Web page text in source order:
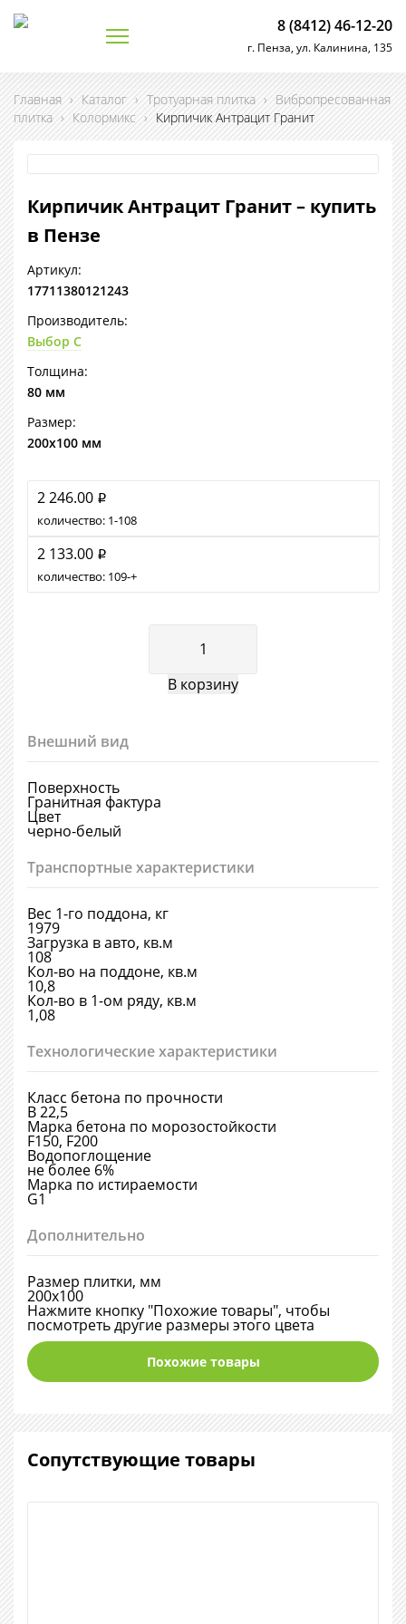
8 (8412) 46-12-20
г. Пенза, ул. Калинина, 135
Главная › Каталог › Тротуарная плитка › Вибропресованная
плитка › Колормикс › Кирпичик Антрацит Гранит
Кирпичик Антрацит Гранит – купить
в Пензе
Артикул:
17711380121243
Производитель:
Выбор С
Толщина:
80 мм
Размер:
200х100 мм
2 246.00 i
количество: 1 108
2 133.00 i
количество: 109 +
Внешний вид
Поверхность
Гранитная фактура
Цвет
черно-белый
Транспортные характеристики
Вес 1-го поддона, кг
1979
Загрузка в авто, кв.м
108
Кол-во на поддоне, кв.м
10,8
Кол-во в 1-ом ряду, кв.м
1,08
Технологические характеристики
Класс бетона по прочности
В 22,5
Марка бетона по морозостойкости
F150, F200
Водопоглощение
не более 6%
Марка по истираемости
G1
Дополнительно
Размер плитки, мм
200х100
Нажмите кнопку "Похожие товары", чтобы
посмотреть другие размеры этого цвета
Похожие товары
Сопутствующие товары